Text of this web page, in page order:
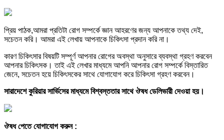
প্রিয় পাঠক,আমরা প্রতিটা রোগ সম্পর্কে জ্ঞান আহরণের জন্য আপনাকে তথ্য দেই,
সচেতন করি। আমরা এই লেখায় আপনাকে চিকিৎসা প্রদান করি না।
কারণ চিকিৎসার বিষয়টি সম্পূর্ণ আপনার রোগের অবস্থা অনুসারে ব্যবস্থা গ্রহণ করবেন
আপনার চিকিৎসক। তাই এই লেখার মাধ্যমে আপনি আপনার রোগ সম্পর্কে বিস্তারিত
জেনে, সচেতন হয়ে চিকিৎসকের সাথে যোগাযোগ করে চিকিৎসা গ্রহণ করবেন।
সারাদেশে কুরিয়ার সার্ভিসের মাধ্যমে বিশ্বস্ততার সাথে ঔষধ ডেলিভারী দেওয়া হয়।
ঔষধ পেতে যোগাযোগ করুন :